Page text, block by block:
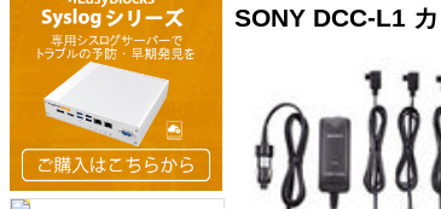
SONY DCC-L1